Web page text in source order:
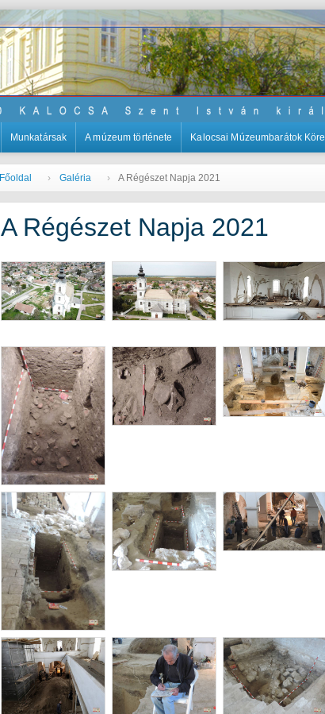
Munkatársak A múzeum története Kalocsai Múzeumbarátok Köre
Főoldal Galéria A Régészet Napja 2021
A Régészet Napja 2021